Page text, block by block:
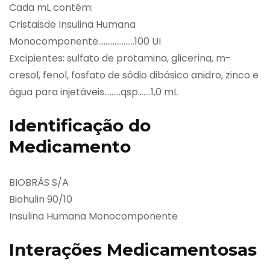
Cada mL contém:
Cristaisde Insulina Humana
Monocomponente………………..100 UI
Excipientes: sulfato de protamina, glicerina, m-
cresol, fenol, fosfato de sódio dibásico anidro, zinco e
água para injetáveis………qsp…….1,0 mL
Identificação do
Medicamento
BIOBRÁS S/A
Biohulin 90/10
Insulina Humana Monocomponente
Interações Medicamentosas